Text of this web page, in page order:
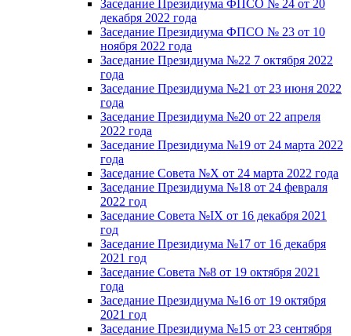
Заседание Президиума ФПСО № 24 от 20
декабря 2022 года
Заседание Президиума ФПСО № 23 от 10
ноября 2022 года
Заседание Президиума №22 7 октября 2022
года
Заседание Президиума №21 от 23 июня 2022
года
Заседание Президиума №20 от 22 апреля
2022 года
Заседание Президиума №19 от 24 марта 2022
года
Заседание Совета №X от 24 марта 2022 года
Заседание Президиума №18 от 24 февраля
2022 год
Заседание Совета №IX от 16 декабря 2021
год
Заседание Президиума №17 от 16 декабря
2021 год
Заседание Совета №8 от 19 октября 2021
года
Заседание Президиума №16 от 19 октября
2021 год
Заседание Президиума №15 от 23 сентября